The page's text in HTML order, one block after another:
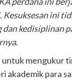
ini
dan kedisiplinan
mengukur
akademik para